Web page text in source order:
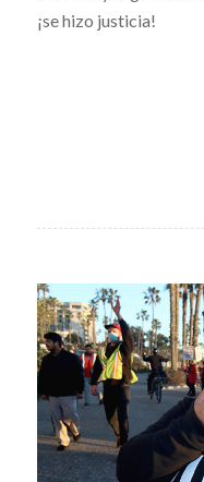
¡se hizo justicia!